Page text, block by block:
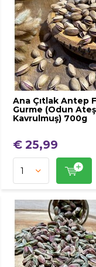
Ana Çıtlak Antep
Gurme (Odun
Kavrulmuş) 700g
€ 25,99